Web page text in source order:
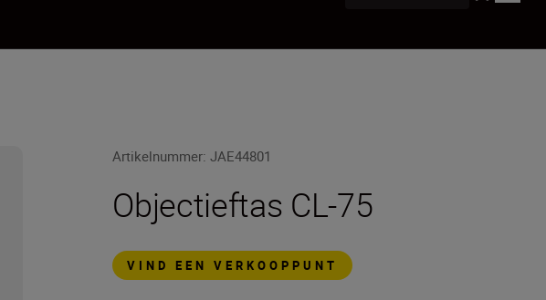
Artikelnummer:JAE44801
Objectieftas CL-75
VIND EEN VERKOOPPUNT